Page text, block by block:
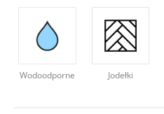
Wodoodporne Jodełki